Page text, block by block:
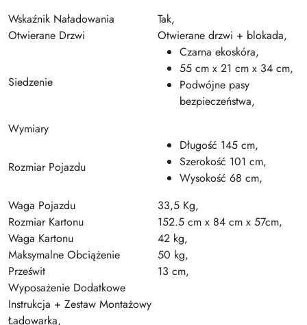
Wskaźnik Naładowania
Tak,
Otwierane Drzwi
Otwierane drzwi + blokada,
Siedzenie
Czarna ekoskóra,
55 cm x 21 cm x 34 cm,
Podwójne pasy
bezpieczeństwa,
Wymiary
Rozmiar Pojazdu
Długość 145 cm,
Szerokość 101 cm,
Wysokość 68 cm,
Waga Pojazdu
33,5 Kg,
Rozmiar Kartonu
152.5 cm x 84 cm x 57cm,
Waga Kartonu
42 kg,
Maksymalne Obciążenie
50 kg,
Prześwit
13 cm,
Wyposażenie Dodatkowe
Instrukcja + Zestaw Montażowy
Ładowarka,